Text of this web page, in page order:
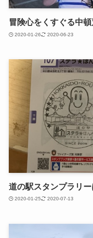
冒険心をくすぐる中
2020-01-26 2020-06-23
道の駅スタンプラリー
2020-01-25 2020-07-13